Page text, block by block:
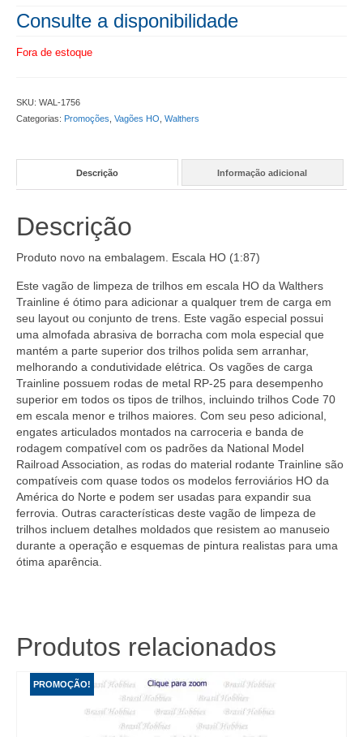
Consulte a disponibilidade
Fora de estoque
SKU: WAL-1756
Categorias: Promoções Vagões HO Walthers
Descrição Informação adicional
Descrição
Produto novo na embalagem. Escala HO (1:87)
Este vagão de limpeza de trilhos em escala HO da Walthers
Trainline é ótimo para adicionar a qualquer trem de carga em
seu layout ou conjunto de trens. Este vagão especial possui
uma almofada abrasiva de borracha com mola especial que
mantém a parte superior dos trilhos polida sem arranhar,
melhorando a condutividade elétrica. Os vagões de carga
Trainline possuem rodas de metal RP-25 para desempenho
superior em todos os tipos de trilhos, incluindo trilhos Code 70
em escala menor e trilhos maiores. Com seu peso adicional,
engates articulados montados na carroceria e banda de
rodagem compatível com os padrões da National Model
Railroad Association, as rodas do material rodante Trainline são
compatíveis com quase todos os modelos ferroviários HO da
América do Norte e podem ser usadas para expandir sua
ferrovia. Outras características deste vagão de limpeza de
trilhos incluem detalhes moldados que resistem ao manuseio
durante a operação e esquemas de pintura realistas para uma
ótima aparência.
Produtos relacionados
PROMOÇÃO!